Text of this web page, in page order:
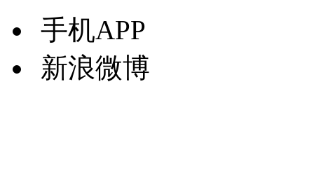
手机APP
新浪微博